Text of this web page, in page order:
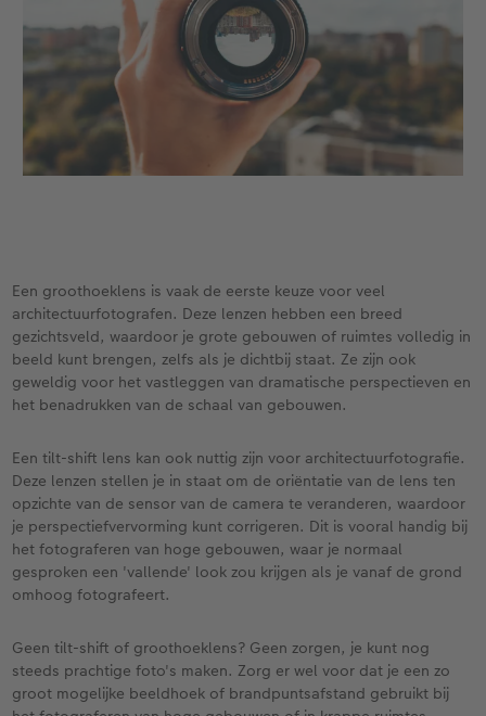
Een groothoeklens is vaak de eerste keuze voor veel
architectuurfotografen. Deze lenzen hebben een breed
gezichtsveld, waardoor je grote gebouwen of ruimtes volledig in
beeld kunt brengen, zelfs als je dichtbij staat. Ze zijn ook
geweldig voor het vastleggen van dramatische perspectieven en
het benadrukken van de schaal van gebouwen.
Een tilt-shift lens kan ook nuttig zijn voor architectuurfotografie.
Deze lenzen stellen je in staat om de oriëntatie van de lens ten
opzichte van de sensor van de camera te veranderen, waardoor
je perspectiefvervorming kunt corrigeren. Dit is vooral handig bij
het fotograferen van hoge gebouwen, waar je normaal
gesproken een 'vallende' look zou krijgen als je vanaf de grond
omhoog fotografeert.
Geen tilt-shift of groothoeklens? Geen zorgen, je kunt nog
steeds prachtige foto's maken. Zorg er wel voor dat je een zo
groot mogelijke beeldhoek of brandpuntsafstand gebruikt bij